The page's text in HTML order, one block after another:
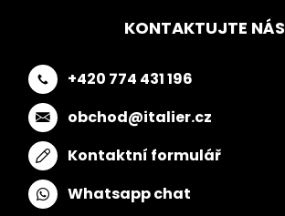
KONTAKTUJTE NÁS
+420 774 431 196
obchod@italier.cz
Kontaktní formulář
Whatsapp chat